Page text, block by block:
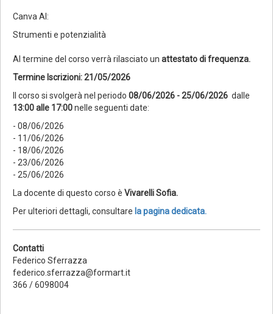
Canva AI:
Strumenti e potenzialità
Al termine del corso verrà rilasciato un attestato di frequenza.
Termine Iscrizioni: 21/05/2026
Il corso si svolgerà nel periodo 08/06/2026 - 25/06/2026 dalle
13:00 alle 17:00nelle seguenti date:
- 08/06/2026
- 11/06/2026
- 18/06/2026
- 23/06/2026
- 25/06/2026
La docente di questo corso è Vivarelli Sofia.
Per ulteriori dettagli, consultare la pagina dedicata.
Contatti
Federico Sferrazza
federico.sferrazza@formart.it
366 / 6098004